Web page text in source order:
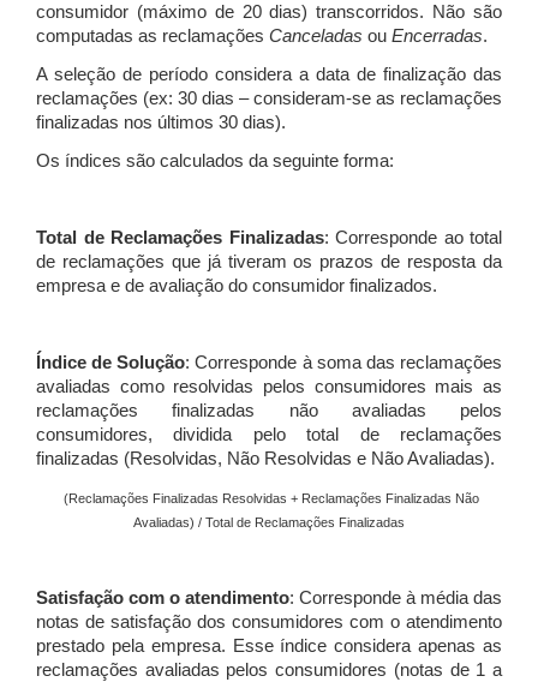
consumidor (máximo de 20 dias) transcorridos. Não são
computadas as reclamações Canceladas ou Encerradas.
A seleção de período considera a data de finalização das
reclamações (ex: 30 dias – consideram-se as reclamações
finalizadas nos últimos 30 dias).
Os índices são calculados da seguinte forma:
Total de Reclamações Finalizadas: Corresponde ao total
de reclamações que já tiveram os prazos de resposta da
empresa e de avaliação do consumidor finalizados.
Índice de Solução: Corresponde à soma das reclamações
avaliadas como resolvidas pelos consumidores mais as
reclamações finalizadas não avaliadas pelos
consumidores, dividida pelo total de reclamações
finalizadas (Resolvidas, Não Resolvidas e Não Avaliadas).
(Reclamações Finalizadas Resolvidas + Reclamações Finalizadas Não
Avaliadas) / Total de Reclamações Finalizadas
Satisfação com o atendimento: Corresponde à média das
notas de satisfação dos consumidores com o atendimento
prestado pela empresa. Esse índice considera apenas as
reclamações avaliadas pelos consumidores (notas de 1 a